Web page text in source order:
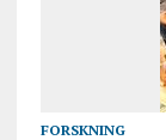
FORSKNING